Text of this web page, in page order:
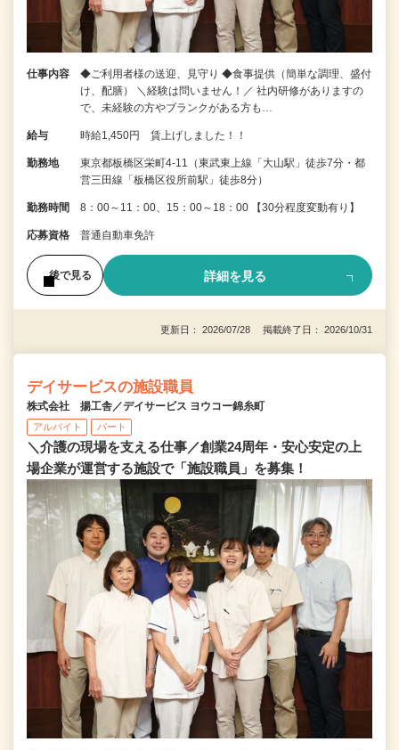
仕事内容
◆ご利用者様の送迎、見守り ◆食事提供（簡単な調理、盛付
け、配膳） ＼経験は問いません！／ 社内研修がありますの
で、未経験の方やブランクがある方も…
給与 時給1,450円 賃上げしました！！
勤務地
東京都板橋区栄町4-11（東武東上線「大山駅」徒歩7分・都
営三田線「板橋区役所前駅」徒歩8分）
勤務時間 8：00～11：00、15：00～18：00 【30分程度変動有り】
応募資格 普通自動車免許
後で見る 詳細を見る
更新日： 2026/07/28 掲載終了日： 2026/10/31
デイサービスの施設職員
株式会社 揚工舎／デイサービス ヨウコー錦糸町
アルバイト パート
＼介護の現場を支える仕事／創業24周年・安心安定の上
場企業が運営する施設で「施設職員」を募集！